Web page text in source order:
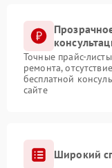
Точные прайс-
ремонта,
бесплатной
сайте
Широкий